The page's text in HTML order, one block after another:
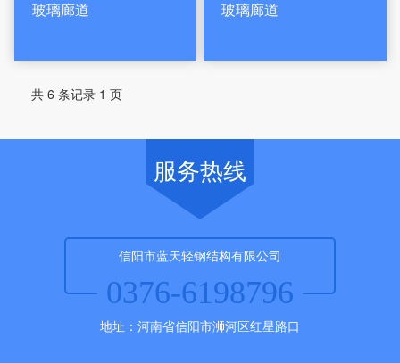
玻璃廊道 玻璃廊道
共 6 条记录 1 页
服务热线
信阳市蓝天轻钢结构有限公司
0376-6198796
地址：河南省信阳市浉河区红星路口